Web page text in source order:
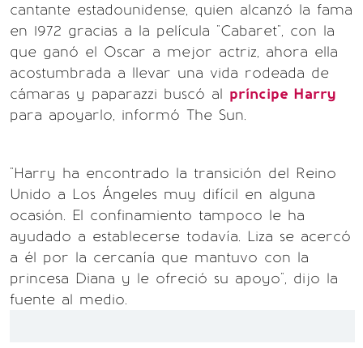
cantante estadounidense, quien alcanzó la fama
en 1972 gracias a la película "Cabaret", con la
que ganó el Oscar a mejor actriz, ahora ella
acostumbrada a llevar una vida rodeada de
cámaras y paparazzi buscó al príncipe Harry
para apoyarlo, informó The Sun.
"Harry ha encontrado la transición del Reino
Unido a Los Ángeles muy difícil en alguna
ocasión. El confinamiento tampoco le ha
ayudado a establecerse todavía. Liza se acercó
a él por la cercanía que mantuvo con la
princesa Diana y le ofreció su apoyo", dijo la
fuente al medio.